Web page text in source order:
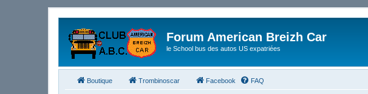
Forum American Breizh Car
le School bus des autos US expatriées
Boutique Trombinoscar Facebook FAQ